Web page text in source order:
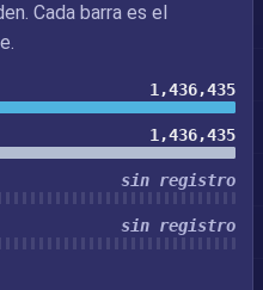
Cada barra es el
1,436,435
1,436,435
sin registro
sin registro